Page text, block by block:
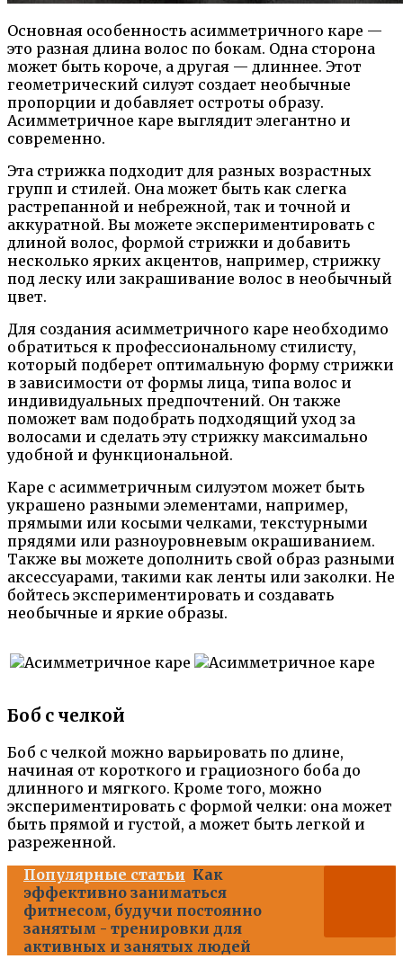
Основная особенность асимметричного каре —
это разная длина волос по бокам. Одна сторона
может быть короче, а другая — длиннее. Этот
геометрический силуэт создает необычные
пропорции и добавляет остроты образу.
Асимметричное каре выглядит элегантно и
современно.
Эта стрижка подходит для разных возрастных
групп и стилей. Она может быть как слегка
растрепанной и небрежной, так и точной и
аккуратной. Вы можете экспериментировать с
длиной волос, формой стрижки и добавить
несколько ярких акцентов, например, стрижку
под леску или закрашивание волос в необычный
цвет.
Для создания асимметричного каре необходимо
обратиться к профессиональному стилисту,
который подберет оптимальную форму стрижки
в зависимости от формы лица, типа волос и
индивидуальных предпочтений. Он также
поможет вам подобрать подходящий уход за
волосами и сделать эту стрижку максимально
удобной и функциональной.
Каре с асимметричным силуэтом может быть
украшено разными элементами, например,
прямыми или косыми челками, текстурными
прядями или разноуровневым окрашиванием.
Также вы можете дополнить свой образ разными
аксессуарами, такими как ленты или заколки. Не
бойтесь экспериментировать и создавать
необычные и яркие образы.
Боб с челкой
Боб с челкой можно варьировать по длине,
начиная от короткого и грациозного боба до
длинного и мягкого. Кроме того, можно
экспериментировать с формой челки: она может
быть прямой и густой, а может быть легкой и
разреженной.
Популярные статьи Как
эффективно заниматься
фитнесом, будучи постоянно
занятым - тренировки для
активных и занятых людей